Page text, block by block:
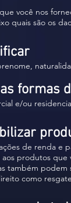
você nos
quais são os
formas
e/ou
de renda e
aos produtos
também
como